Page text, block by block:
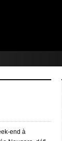
end à